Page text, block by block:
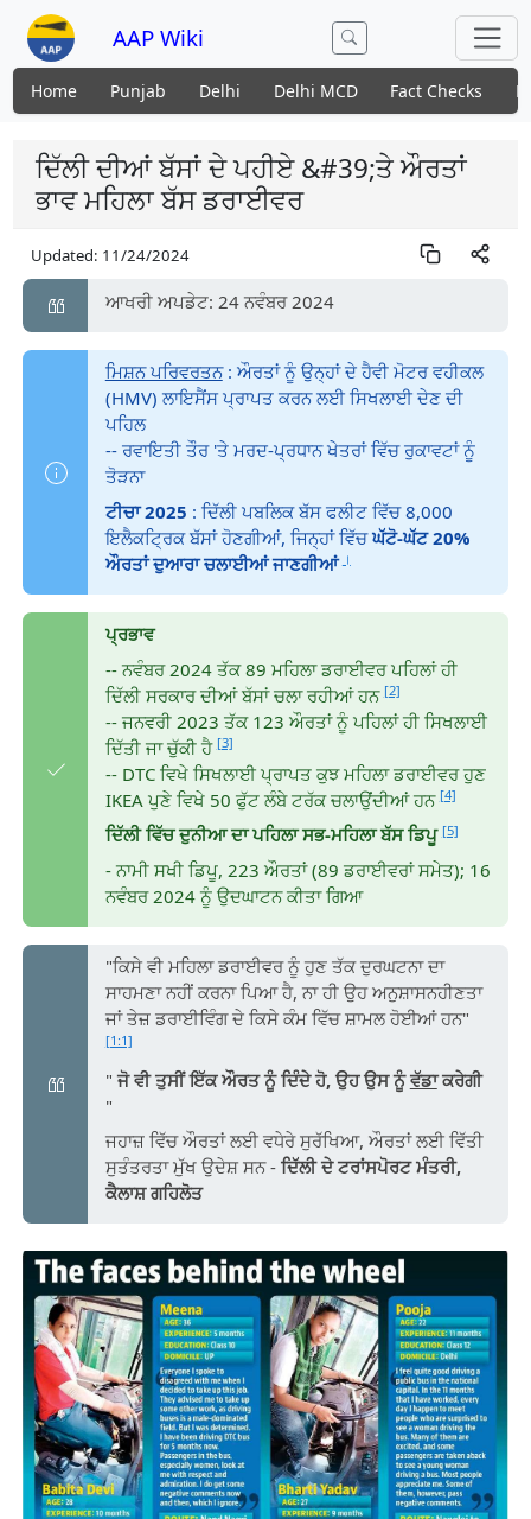
AAP Wiki
Home Punjab Delhi Delhi MCD Fact Checks
ਦਿੱਲੀ ਦੀਆਂ ਬੱਸਾਂ ਦੇ ਪਹੀਏ &#39;ਤੇ ਔਰਤਾਂ
ਭਾਵ ਮਹਿਲਾ ਬੱਸ ਡਰਾਈਵਰ
Updated: 11/24/2024
ਆਖਰੀ ਅਪਡੇਟ: 24 ਨਵੰਬਰ 2024
ਮਿਸ਼ਨ ਪਰਿਵਰਤਨ: ਔਰਤਾਂ ਨੂੰ ਉਨ੍ਹਾਂ ਦੇ ਹੈਵੀ ਮੋਟਰ ਵਹੀਕਲ
(HMV) ਲਾਇਸੈਂਸ ਪ੍ਰਾਪਤ ਕਰਨ ਲਈ ਸਿਖਲਾਈ ਦੇਣ ਦੀ
ਪਹਿਲ
-- ਰਵਾਇਤੀ ਤੌਰ 'ਤੇ ਮਰਦ-ਪ੍ਰਧਾਨ ਖੇਤਰਾਂ ਵਿੱਚ ਰੁਕਾਵਟਾਂ ਨੂੰ
ਤੋੜਨਾ
ਟੀਚਾ 2025 : ਦਿੱਲੀ ਪਬਲਿਕ ਬੱਸ ਫਲੀਟ ਵਿੱਚ 8,000
ਇਲੈਕਟ੍ਰਿਕ ਬੱਸਾਂ ਹੋਣਗੀਆਂ, ਜਿਨ੍ਹਾਂ ਵਿੱਚਘੱਟੋ-ਘੱਟ 20%
ਔਰਤਾਂ ਦੁਆਰਾ ਚਲਾਈਆਂ ਜਾਣਗੀਆਂ ।
ਪ੍ਰਭਾਵ
-- ਨਵੰਬਰ 2024 ਤੱਕ 89 ਮਹਿਲਾ ਡਰਾਈਵਰ ਪਹਿਲਾਂ ਹੀ
ਦਿੱਲੀ ਸਰਕਾਰ ਦੀਆਂ ਬੱਸਾਂ ਚਲਾ ਰਹੀਆਂ ਹਨ[2]
-- ਜਨਵਰੀ 2023 ਤੱਕ 123 ਔਰਤਾਂ ਨੂੰ ਪਹਿਲਾਂ ਹੀ ਸਿਖਲਾਈ
ਦਿੱਤੀ ਜਾ ਚੁੱਕੀ ਹੈ[3]
-- DTC ਵਿਖੇ ਸਿਖਲਾਈ ਪ੍ਰਾਪਤ ਕੁਝ ਮਹਿਲਾ ਡਰਾਈਵਰ ਹੁਣ
IKEA ਪੁਣੇ ਵਿਖੇ 50 ਫੁੱਟ ਲੰਬੇ ਟਰੱਕ ਚਲਾਉਂਦੀਆਂ ਹਨ[4]
ਦਿੱਲੀ ਵਿੱਚ ਦੁਨੀਆ ਦਾ ਪਹਿਲਾ ਸਭ-ਮਹਿਲਾ ਬੱਸ ਡਿਪੂ [5]
- ਨਾਮੀ ਸਖੀ ਡਿਪੂ, 223 ਔਰਤਾਂ (89 ਡਰਾਈਵਰਾਂ ਸਮੇਤ); 16
ਨਵੰਬਰ 2024 ਨੂੰ ਉਦਘਾਟਨ ਕੀਤਾ ਗਿਆ
"ਕਿਸੇ ਵੀ ਮਹਿਲਾ ਡਰਾਈਵਰ ਨੂੰ ਹੁਣ ਤੱਕ ਦੁਰਘਟਨਾ ਦਾ
ਸਾਹਮਣਾ ਨਹੀਂ ਕਰਨਾ ਪਿਆ ਹੈ, ਨਾ ਹੀ ਉਹ ਅਨੁਸ਼ਾਸਨਹੀਣਤਾ
ਜਾਂ ਤੇਜ਼ ਡਰਾਈਵਿੰਗ ਦੇ ਕਿਸੇ ਕੰਮ ਵਿੱਚ ਸ਼ਾਮਲ ਹੋਈਆਂ ਹਨ"
[1:1]
"ਜੋ ਵੀ ਤੁਸੀਂ ਇੱਕ ਔਰਤ ਨੂੰ ਦਿੰਦੇ ਹੋ, ਉਹ ਉਸ ਨੂੰਵੱਡਾਕਰੇਗੀ
"
ਜਹਾਜ਼ ਵਿੱਚ ਔਰਤਾਂ ਲਈ ਵਧੇਰੇ ਸੁਰੱਖਿਆ, ਔਰਤਾਂ ਲਈ ਵਿੱਤੀ
ਸੁਤੰਤਰਤਾ ਮੁੱਖ ਉਦੇਸ਼ ਸਨ - ਦਿੱਲੀ ਦੇ ਟਰਾਂਸਪੋਰਟ ਮੰਤਰੀ,
ਕੈਲਾਸ਼ ਗਹਿਲੋਤ